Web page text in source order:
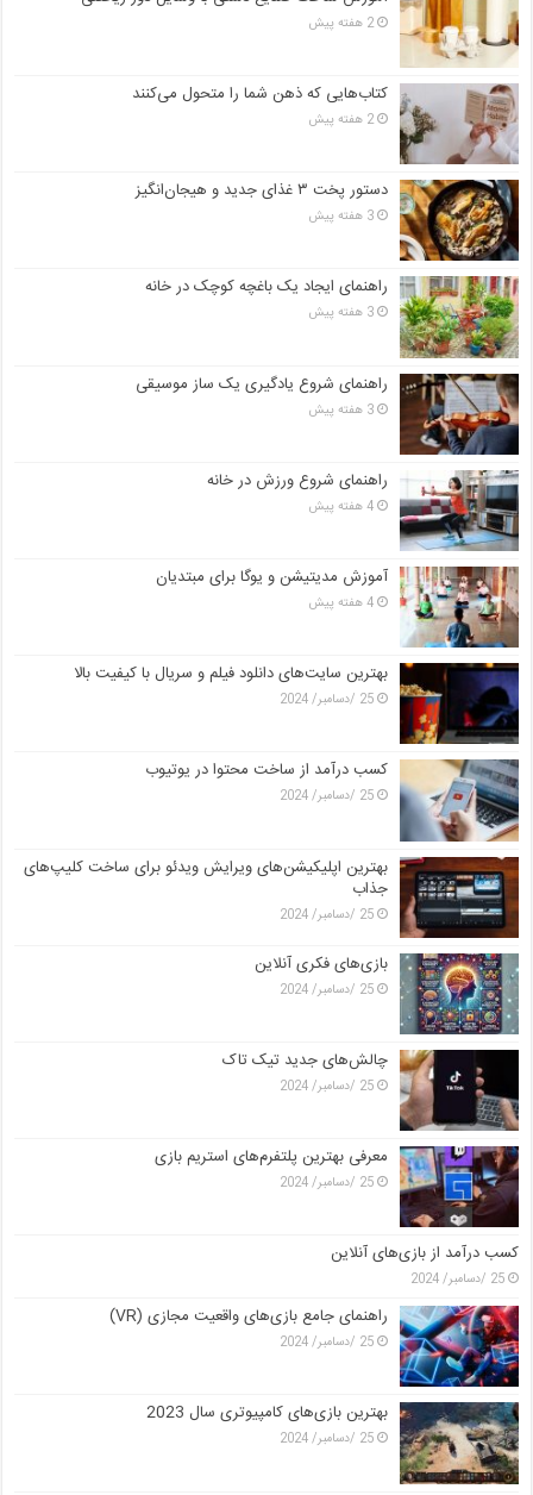
2 هفته پیش
کتاب‌هایی که ذهن شما را متحول می‌کنند
2 هفته پیش
دستور پخت ۳ غذای جدید و هیجان‌انگیز
3 هفته پیش
راهنمای ایجاد یک باغچه کوچک در خانه
3 هفته پیش
راهنمای شروع یادگیری یک ساز موسیقی
3 هفته پیش
راهنمای شروع ورزش در خانه
4 هفته پیش
آموزش مدیتیشن و یوگا برای مبتدیان
4 هفته پیش
بهترین سایت‌های دانلود فیلم و سریال با کیفیت بالا
25 /دسامبر/ 2024
کسب درآمد از ساخت محتوا در یوتیوب
25 /دسامبر/ 2024
بهترین اپلیکیشن‌های ویرایش ویدئو برای ساخت کلیپ‌های
جذاب
25 /دسامبر/ 2024
بازی‌های فکری آنلاین
25 /دسامبر/ 2024
چالش‌های جدید تیک تاک
25 /دسامبر/ 2024
معرفی بهترین پلتفرم‌های استریم بازی
25 /دسامبر/ 2024
کسب درآمد از بازی‌های آنلاین
25 /دسامبر/ 2024
راهنمای جامع بازی‌های واقعیت مجازی (VR)
25 /دسامبر/ 2024
بهترین بازی‌های کامپیوتری سال 2023
25 /دسامبر/ 2024